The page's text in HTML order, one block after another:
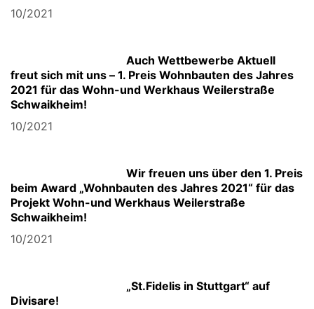
10/2021
Auch Wettbewerbe Aktuell
freut sich mit uns – 1. Preis Wohnbauten des Jahres
2021 für das Wohn-und Werkhaus Weilerstraße
Schwaikheim!
10/2021
Wir freuen uns über den 1. Preis
beim Award „Wohnbauten des Jahres 2021“ für das
Projekt Wohn-und Werkhaus Weilerstraße
Schwaikheim!
10/2021
„St.Fidelis in Stuttgart“ auf
Divisare!